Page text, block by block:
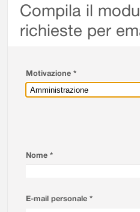
Compila il
richieste per
Motivazione *
Nome *
E-mail personale *